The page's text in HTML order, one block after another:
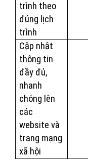
trình theo
đúng lịch
trình
Cập nhật
thông tin
đầy đủ,
nhanh
chóng lên
các
website và
trang mạng
xã hội